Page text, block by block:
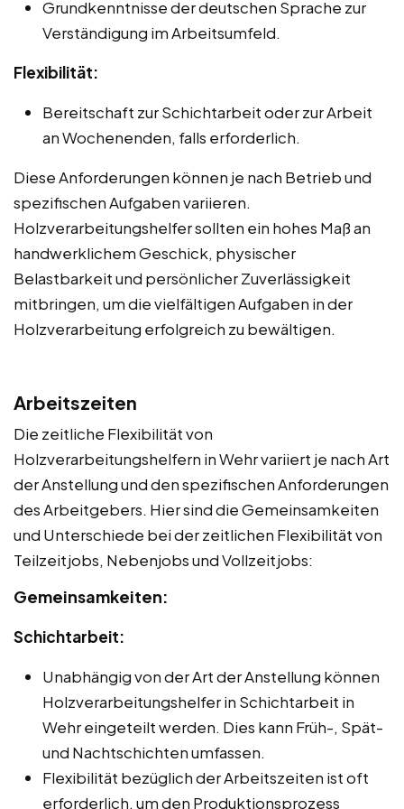
Grundkenntnisse der deutschen Sprache zur
Verständigung im Arbeitsumfeld.
Flexibilität:
Bereitschaft zur Schichtarbeit oder zur Arbeit
an Wochenenden, falls erforderlich.
Diese Anforderungen können je nach Betrieb und
spezifischen Aufgaben variieren.
Holzverarbeitungshelfer sollten ein hohes Maß an
handwerklichem Geschick, physischer
Belastbarkeit und persönlicher Zuverlässigkeit
mitbringen, um die vielfältigen Aufgaben in der
Holzverarbeitung erfolgreich zu bewältigen.
Arbeitszeiten
Die zeitliche Flexibilität von
Holzverarbeitungshelfern in Wehr variiert je nach Art
der Anstellung und den spezifischen Anforderungen
des Arbeitgebers. Hier sind die Gemeinsamkeiten
und Unterschiede bei der zeitlichen Flexibilität von
Teilzeitjobs, Nebenjobs und Vollzeitjobs:
Gemeinsamkeiten:
Schichtarbeit:
Unabhängig von der Art der Anstellung können
Holzverarbeitungshelfer in Schichtarbeit in
Wehr eingeteilt werden. Dies kann Früh-, Spät-
und Nachtschichten umfassen.
Flexibilität bezüglich der Arbeitszeiten ist oft
erforderlich, um den Produktionsprozess